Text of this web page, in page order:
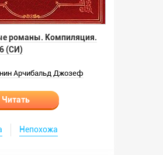
романы. Компиляция.
(СИ)
Арчибальд Джозеф
Читать
Непохожа